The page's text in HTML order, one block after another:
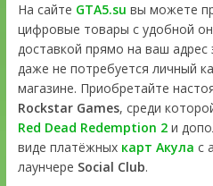
На сайте GTA5.su вы можете
цифровые товары с удобной
доставкой прямо на ваш
даже не потребуется личный
магазине. Приобретайте
Rockstar Games, среди
Red Dead Redemption 2и
виде платёжных карт Акула с
лаунчере Social Club.